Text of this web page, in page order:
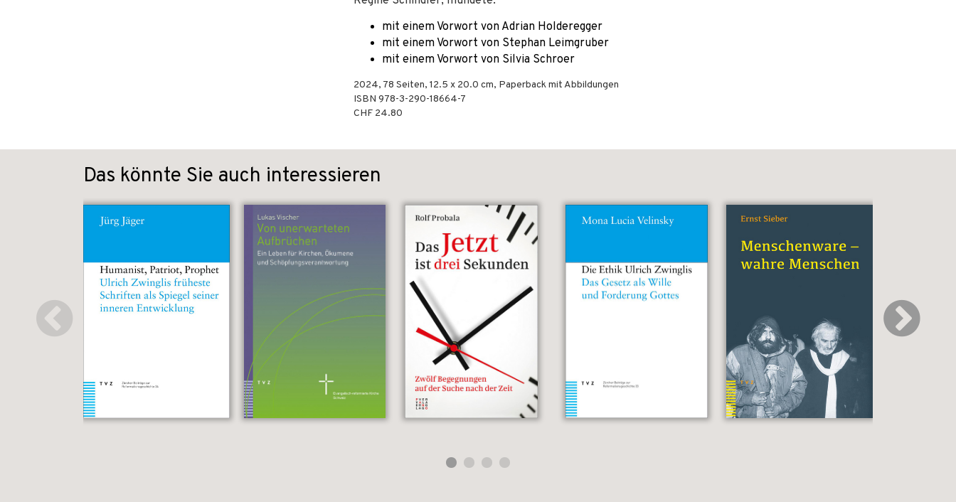
mit einem Vorwort von Adrian Holderegger
mit einem Vorwort von Stephan Leimgruber
mit einem Vorwort von Silvia Schroer
2024, 78 Seiten, 12.5 x 20.0 cm, Paperback mit Abbildungen
ISBN 978-3-290-18664-7
CHF 24.80
Das könnte Sie auch interessieren